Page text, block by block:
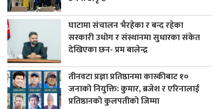
घाटामा संचालन भैरहेका र बन्द रहेका
सरकारी उधोग र संस्थानमा सुधारका संकेत
देखिएका छन- प्रम बालेन्द्र
तीनवटा प्रज्ञा प्रतिष्ठानमा कास्कीबाट १०
जनाको नियुक्ति: कुमार, ब्रजेश र एरिनालाई
प्रतिष्ठानको कुलपतीको जिम्मा